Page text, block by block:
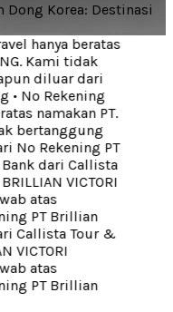
Dong Korea: Destinasi
hanya beratas
Kami tidak
diluar dari
• No Rekening
namakan PT.
bertanggung
Rekening PT
dari Callista
VICTORI
atas
PT Brillian
Callista Tour &
VICTORI
atas
PT Brillian